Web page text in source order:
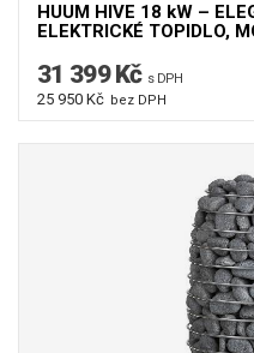
HUUM HIVE 18 kW –
ELEKTRICKÉ TOPIDLO,
31 399 Kč s DPH
25 950 Kč bez DPH